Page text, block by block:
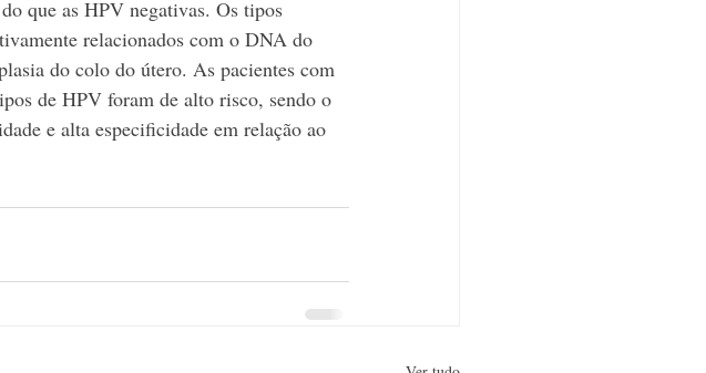
que as HPV negativas. Os tipos
relacionados com o DNA do
do colo do útero. As pacientes com
de HPV foram de alto risco, sendo o
e alta especificidade em relação ao